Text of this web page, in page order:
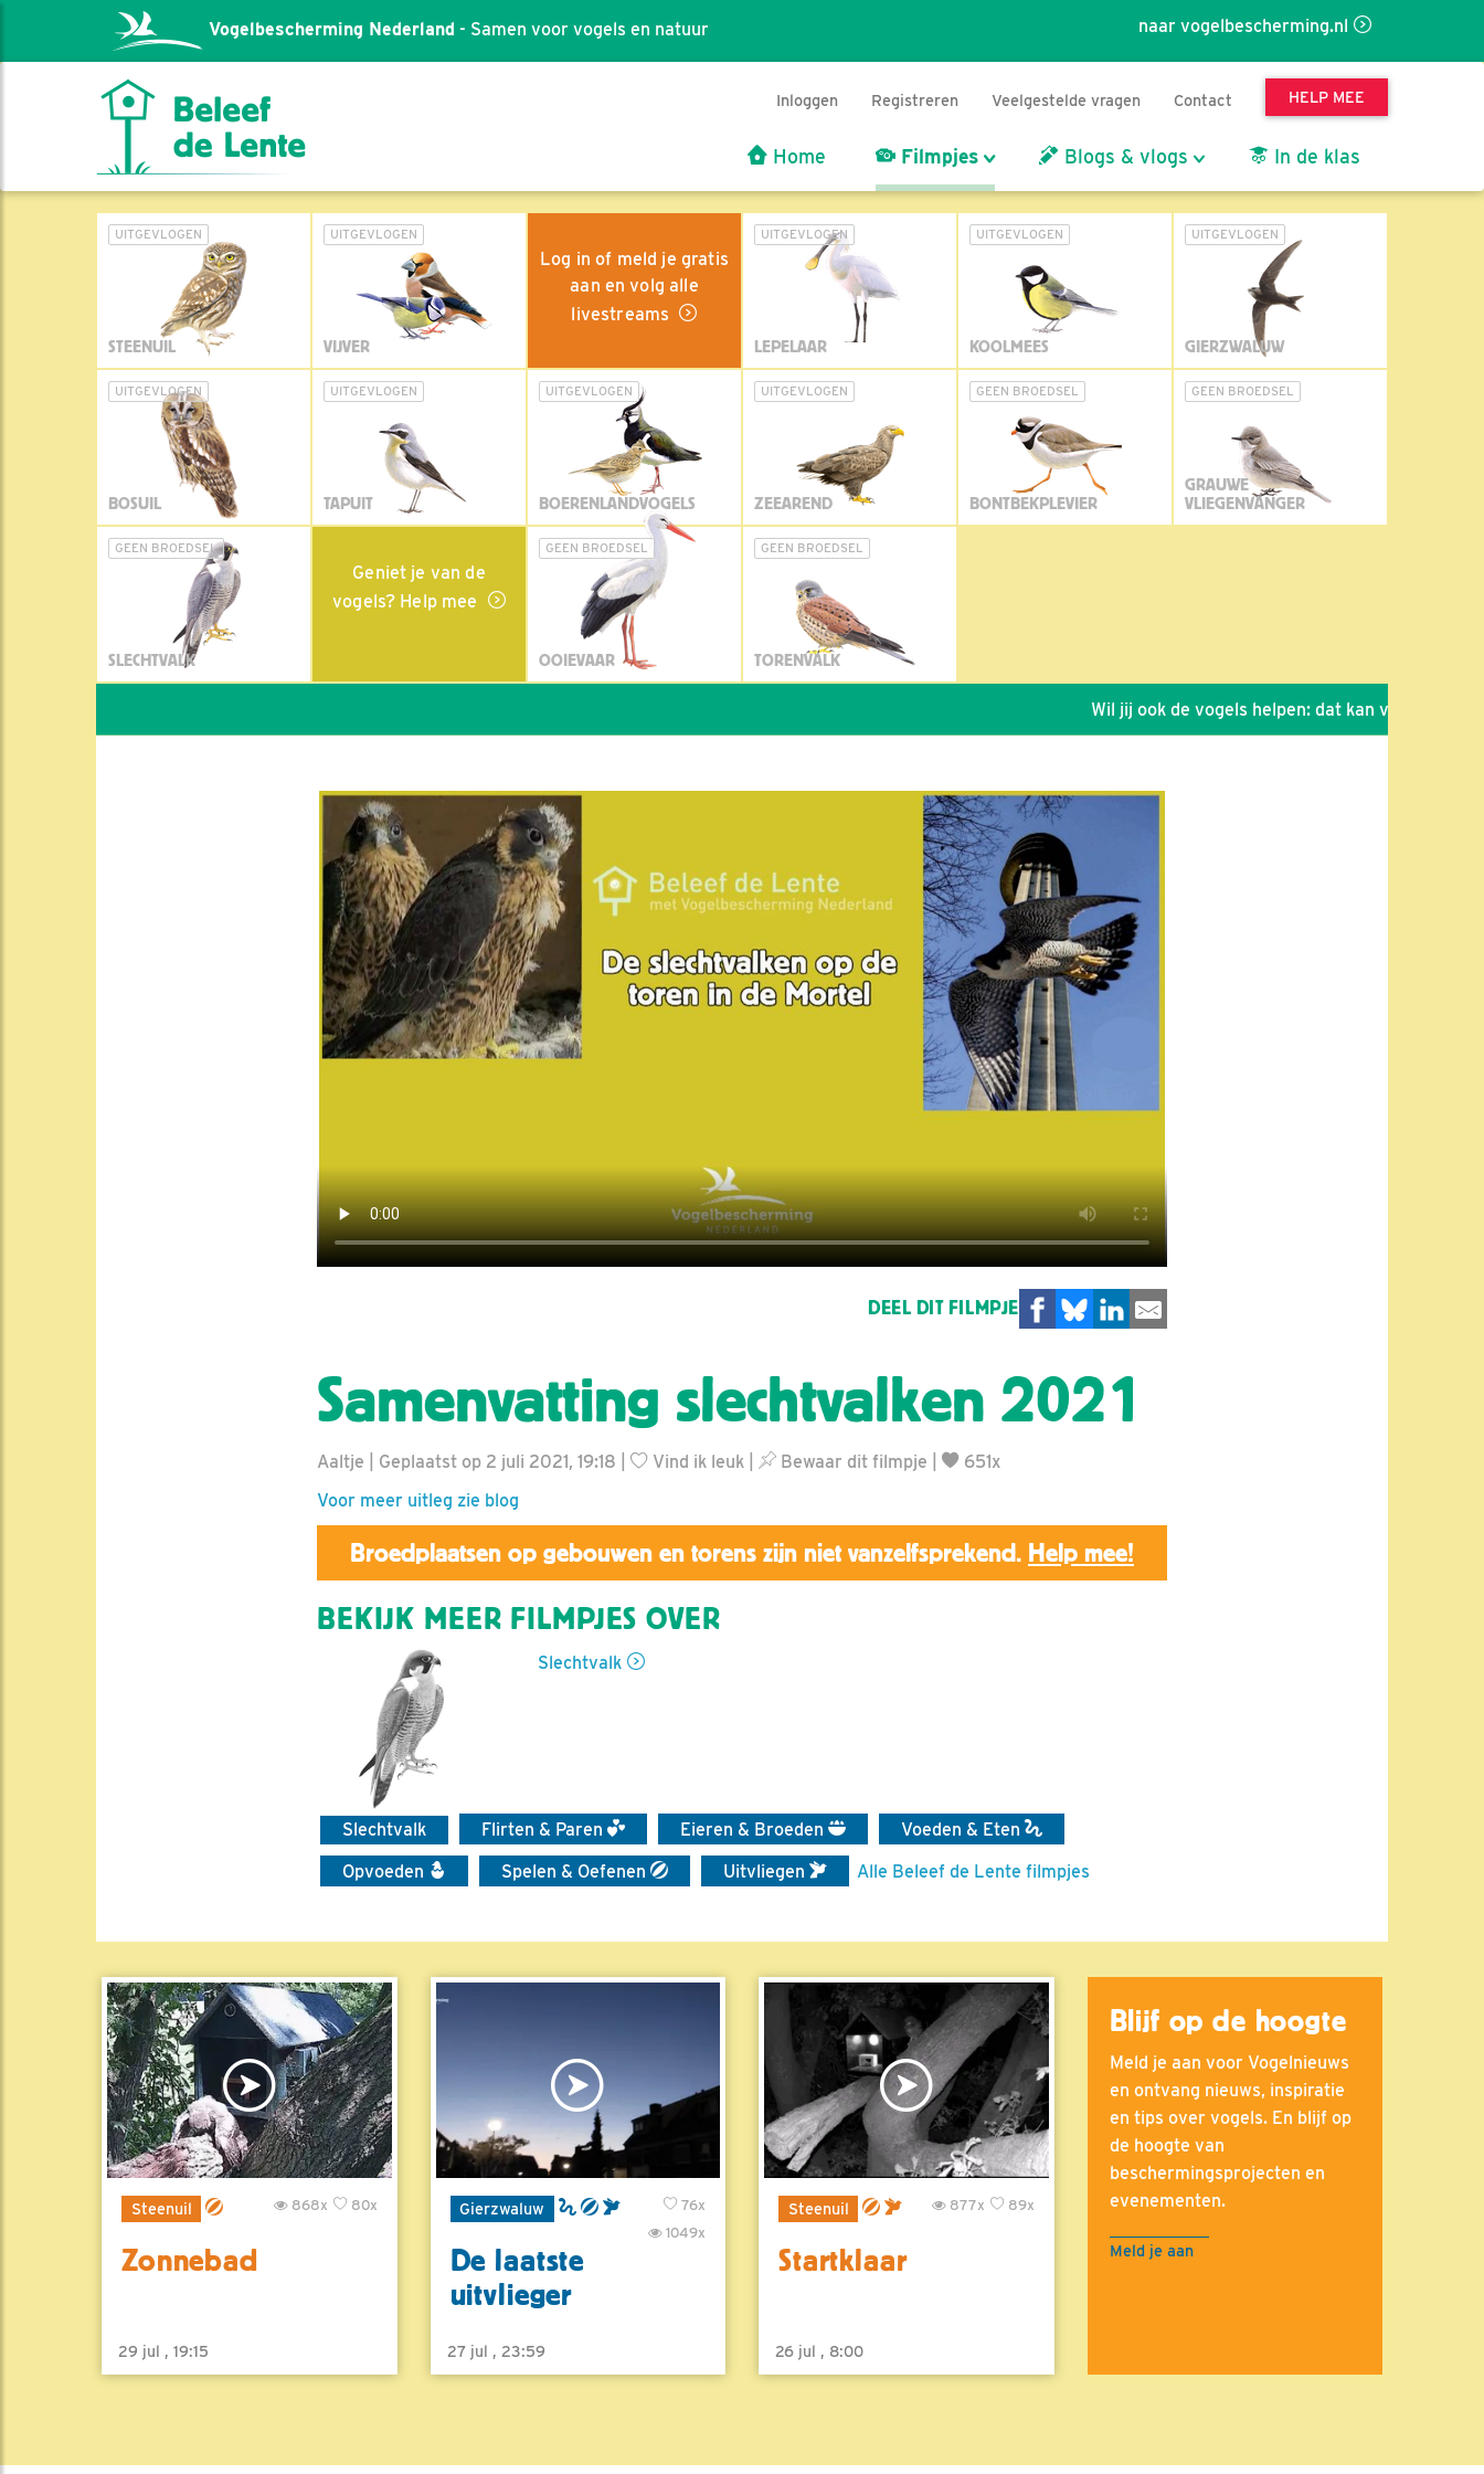
naar vogelbescherming.nl
Vogelbescherming Nederland - Samen voor vogels en natuur
Inloggen Registreren Veelgestelde vragen Contact HELP MEE
Home Filmpjes Blogs & vlogs In de klas
UITGEVLOGEN
STEENUIL
UITGEVLOGEN
VIJVER
Log in of meld je gratis
aan en volg alle
livestreams
UITGEVLOGEN
LEPELAAR
UITGEVLOGEN
KOOLMEES
UITGEVLOGEN
GIERZWALUW
UITGEVLOGEN
BOSUIL
UITGEVLOGEN
TAPUIT
UITGEVLOGEN
BOERENLANDVOGELS
UITGEVLOGEN
ZEEAREND
GEEN BROEDSEL
BONTBEKPLEVIER
GEEN BROEDSEL
GRAUWE
VLIEGENVANGER
GEEN BROEDSEL
SLECHTVALK
Geniet je van de
vogels? Help mee
GEEN BROEDSEL
OOIEVAAR
GEEN BROEDSEL
TORENVALK
Wil jij ook de vogels helpen: dat kan via de link!
DEEL DIT FILMPJE
Samenvatting slechtvalken 2021
Aaltje | Geplaatst op 2 juli 2021, 19:18 | Vind ik leuk Bewaar dit filmpje
651x
Voor meer uitleg zie blog
Broedplaatsen op gebouwen en torens zijn niet vanzelfsprekend. Help mee!
BEKIJK MEER FILMPJES OVER
Slechtvalk
Slechtvalk Flirten & Paren Eieren & Broeden
Voeden & Eten
Opvoeden
Spelen & Oefenen Uitvliegen Alle Beleef de Lente filmpjes
Steenuil 80x
868x
Zonnebad
29 jul , 19:15
Gierzwaluw
76x
1049x
De laatste
uitvlieger
27 jul , 23:59
Steenuil 89x
877x
Startklaar
26 jul , 8:00
Blijf op de hoogte
Meld je aan voor Vogelnieuws
en ontvang nieuws, inspiratie
en tips over vogels. En blijf op
de hoogte van
beschermingsprojecten en
evenementen.
Meld je aan